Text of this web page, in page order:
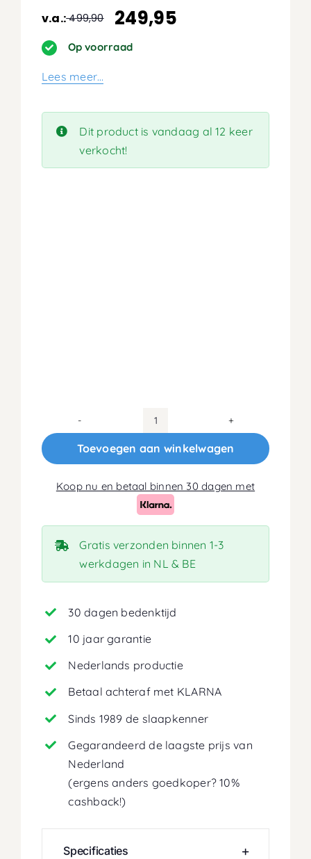
v.a.:499,90
Oorspronkelijke
prijs
was:
499,90.
249,95
Huidige
prijs
is:
249,95.
Op voorraad
Lees meer…
Dit product is vandaag al 12 keer
verkocht!
140x210
Matras
Toevoegen aan winkelwagen
Koop nu en betaal binnen 30 dagen met
Gratis verzonden binnen 1-3
werkdagen in NL & BE
30 dagen bedenktijd
10 jaar garantie
Nederlands productie
Betaal achteraf met KLARNA
Sinds 1989 de slaapkenner
Gegarandeerd de laagste prijs van
Nederland
(ergens anders goedkoper? 10%
cashback!)
Specificaties